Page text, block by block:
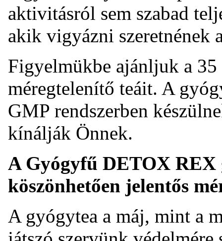
aktivitásról sem szabad
akik vigyázni szeretnének
Figyelmükbe ajánljuk a
méregtelenítő teáit. A
GMP rendszerben
kínálják Önnek.
A Gyógyfű DETOX
köszönhetően jelentős
A gyógytea a máj, mint a